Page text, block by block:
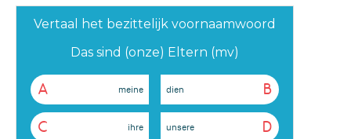
Vertaal het bezittelijk voornaamwoord
Das sind (onze) Eltern (mv)
A meine B
dien
C ihre D
unsere